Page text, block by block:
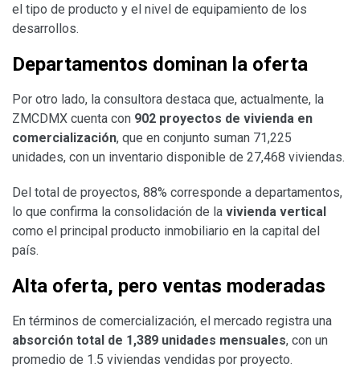
el tipo de producto y el nivel de equipamiento de los
desarrollos.
Departamentos dominan la oferta
Por otro lado, la consultora destaca que, actualmente, la
ZMCDMX cuenta con 902 proyectos de vivienda en
comercialización, que en conjunto suman 71,225
unidades, con un inventario disponible de 27,468 viviendas.
Del total de proyectos, 88% corresponde a departamentos,
lo que confirma la consolidación de la vivienda vertical
como el principal producto inmobiliario en la capital del
país.
Alta oferta, pero ventas moderadas
En términos de comercialización, el mercado registra una
absorción total de 1,389 unidades mensuales, con un
promedio de 1.5 viviendas vendidas por proyecto.